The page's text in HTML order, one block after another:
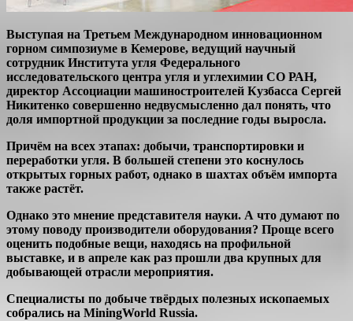
Выступая на Третьем Международном инновационном
горном симпозиуме в Кемерове, ведущий научный
сотрудник Института угля Федерального
исследовательского центра угля и углехимии СО РАН,
директор Ассоциации машиностроителей Кузбасса Сергей
Никитенко совершенно недвусмысленно дал понять, что
доля импортной продукции за последние годы выросла.
Причём на всех этапах: добычи, транспортировки и
переработки угля. В большей степени это коснулось
открытых горных работ, однако в шахтах объём импорта
также растёт.
Однако это мнение представителя науки. А что думают по
этому поводу производители оборудования? Проще всего
оценить подобные вещи, находясь на профильной
выставке, и в апреле как раз прошли два крупных для
добывающей отрасли мероприятия.
Специалисты по добыче твёрдых полезных ископаемых
собрались на MiningWorld Russia.